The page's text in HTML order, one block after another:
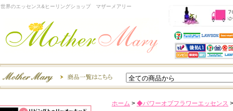
世界のエッセンス&ヒーリングショップ マザーメアリー
ホーム > ◆パワーオブフラワーエッセンス >